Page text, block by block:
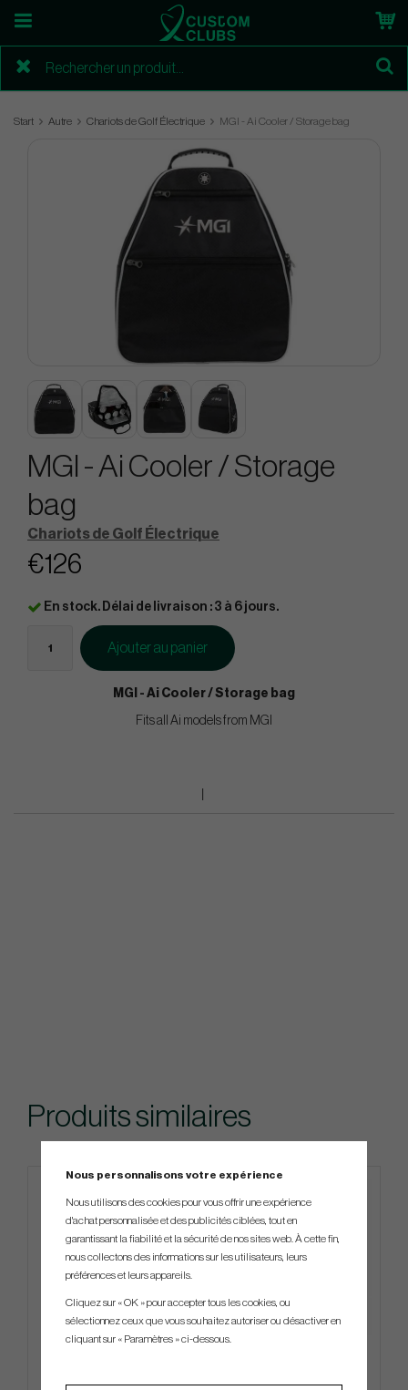
Start Autre Chariots de Golf Électrique MGI - Ai Cooler / Storage bag
MGI - Ai Cooler / Storage
bag
Chariots de Golf Électrique
€126
En stock. Délai de livraison : 3 à 6 jours.
Ajouter au panier
MGI - Ai Cooler / Storage bag
Fits all Ai models from MGI
Produits similaires
Nous personnalisons votre expérience
Nous utilisons des cookies pour vous offrir une expérience
d'achat personnalisée et des publicités ciblées, tout en
garantissant la fiabilité et la sécurité de nos sites web. À cette fin,
nous collectons des informations sur les utilisateurs, leurs
préférences et leurs appareils.
Cliquez sur « OK » pour accepter tous les cookies, ou
sélectionnez ceux que vous souhaitez autoriser ou désactiver en
cliquant sur « Paramètres » ci-dessous.